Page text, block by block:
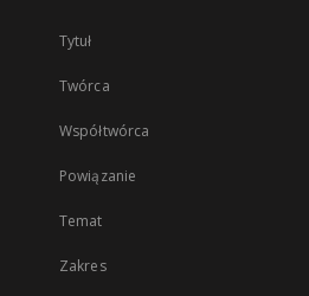
Tytuł
Twórca
Współtwórca
Powiązanie
Temat
Zakres